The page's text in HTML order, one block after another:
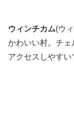
ウィンチカム(ウ
かわいい村。チ
アクセスしやすい